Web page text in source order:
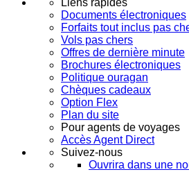
Liens rapides
Documents électroniques
Forfaits tout inclus pas
Vols pas chers
Offres de dernière minute
Brochures électroniques
Politique ouragan
Chèques cadeaux
Option Flex
Plan du site
Pour agents de voyages
Accès Agent Direct
Suivez-nous
Ouvrira dans une